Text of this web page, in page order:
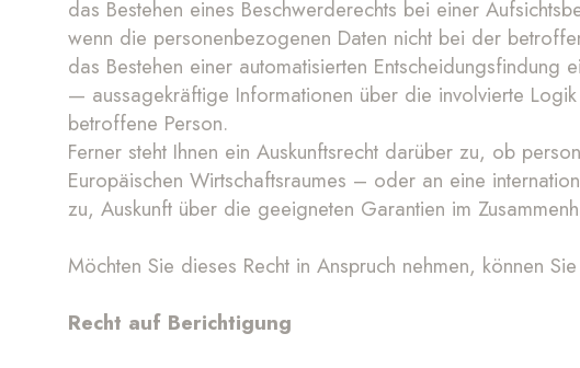
das Bestehen eines Beschwerderechts bei einer
wenn die personenbezogenen Daten nicht bei der
das Bestehen einer automatisierten
— aussagekräftige Informationen über die involvierte
betroffene Person.
Ferner steht Ihnen ein Auskunftsrecht darüber zu, ob
Europäischen Wirtschaftsraumes – oder an eine
zu, Auskunft über die geeigneten Garantien im
Möchten Sie dieses Recht in Anspruch nehmen, können
Recht auf Berichtigung